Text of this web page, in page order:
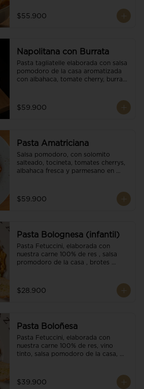
$55.900
Napolitana con Burrata
Pasta tagliatelle elaborada con salsa
pomodoro de la casa aromatizada
con albahaca, tomate cherry, burrata
$59.900
Pasta Amatriciana
Salsa pomodoro, con solomito
salteado, tocineta, tomates cherrys,
albahaca fresca y parmesano en
$59.900
Pasta Bolognesa (infantil)
Pasta Fetuccini, elaborada con
nuestra carne 100% de res , salsa
promodoro de la casa , brotes
$28.900
Pasta Boloñesa
Pasta Fetuccini, elaborada con
nuestra carne 100% de res, vino
tinto, salsa pomodoro de la casa,
$39.900